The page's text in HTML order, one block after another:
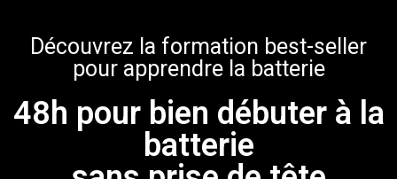
Découvrez la formation best-seller
pour apprendre la batterie
48h pour bien débuter à la
batterie